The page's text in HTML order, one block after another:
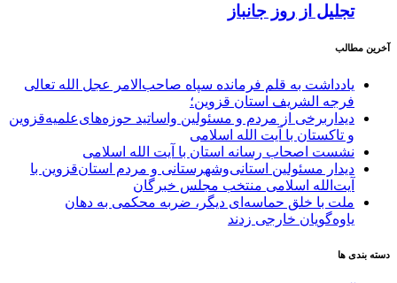
تجلیل از روز جانباز
آخرین مطالب
یادداشت به قلم فرمانده سپاه صاحب‌الامر عجل الله تعالی
فرجه الشریف استان قزوین؛
دیداربرخی از مردم و مسئولین واساتید حوزه‌های‌علمیه‌قزوین
و تاکستان با آیت الله اسلامی
نشست اصحاب رسانه استان با آیت الله اسلامی
دیدار مسئولین استانی‌وشهرستانی و مردم‌ استان‌قزوین با
آیت‌الله‌ اسلامی منتخب مجلس‌ خبرگان
ملت با خلق حماسه‌ای دیگر، ضربه محکمی به دهان
یاوه‌گویان خارجی زدند
دسته بندی ها